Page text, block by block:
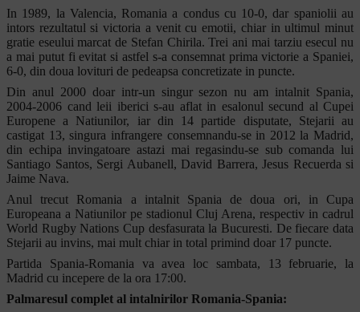
In 1989, la Valencia, Romania a condus cu 10-0, dar spaniolii au
intors rezultatul si victoria a venit cu emotii, chiar in ultimul minut
gratie eseului marcat de Stefan Chirila. Trei ani mai tarziu esecul nu
a mai putut fi evitat si astfel s-a consemnat prima victorie a Spaniei,
6-0, din doua lovituri de pedeapsa concretizate in puncte.
Din anul 2000 doar intr-un singur sezon nu am intalnit Spania,
2004-2006 cand leii iberici s-au aflat in esalonul secund al Cupei
Europene a Natiunilor, iar din 14 partide disputate, Stejarii au
castigat 13, singura infrangere consemnandu-se in 2012 la Madrid,
din echipa invingatoare astazi mai regasindu-se sub comanda lui
Santiago Santos, Sergi Aubanell, David Barrera, Jesus Recuerda si
Jaime Nava.
Anul trecut Romania a intalnit Spania de doua ori, in Cupa
Europeana a Natiunilor pe stadionul Cluj Arena, respectiv in cadrul
World Rugby Nations Cup desfasurata la Bucuresti. De fiecare data
Stejarii au invins, mai mult chiar in total primind doar 17 puncte.
Partida Spania-Romania va avea loc sambata, 13 februarie, la
Madrid cu incepere de la ora 17:00.
Palmaresul complet al intalnirilor Romania-Spania: